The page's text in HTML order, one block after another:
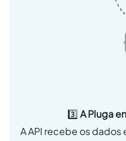
3️⃣A Pluga
A API recebe os dados